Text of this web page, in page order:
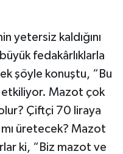
yetersiz kaldığını
fedakârlıklarla
şöyle konuştu, “Bu
etkiliyor. Mazot çok
Çiftçi 70 liraya
üretecek? Mazot
ki, “Biz mazot ve